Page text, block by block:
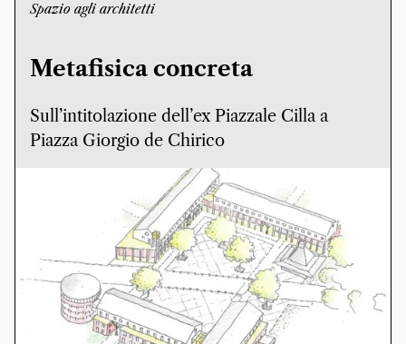
Spazio agli architetti
Metafisica concreta
Sull’intitolazione dell’ex Piazzale Cilla a
Piazza Giorgio de Chirico